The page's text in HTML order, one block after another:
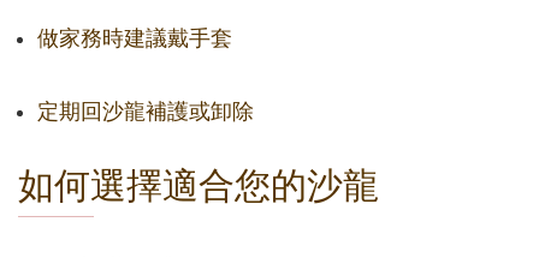
做家務時建議戴手套
定期回沙龍補護或卸除
如何選擇適合您的沙龍